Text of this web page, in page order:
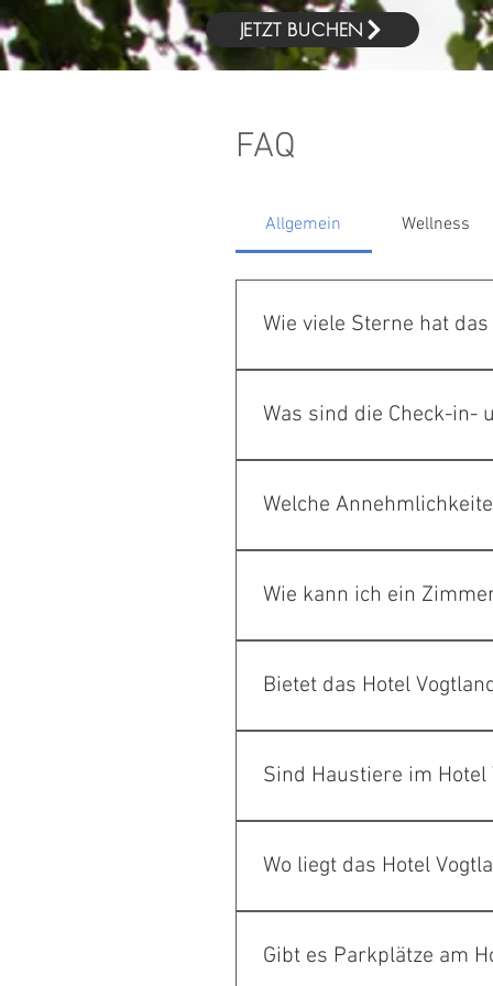
JETZT BUCHEN
FAQ
Allgemein Wellness
Wie viele Sterne hat
ein ausgezeichnetes
angenehm und einladend.
Was sind die Check-in-
geben. Der Check-out ist bis
Welche
am Rauner Bach, einen
Wie kann ich ein
Bietet das Hotel
Sind Haustiere im Hotel
Wo liegt das Hotel
Natur- und Wanderfreunde
Gibt es Parkplätze am